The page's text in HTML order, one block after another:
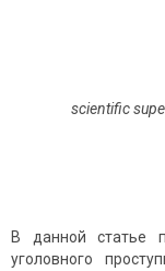
scientific
В данной статье
уголовного